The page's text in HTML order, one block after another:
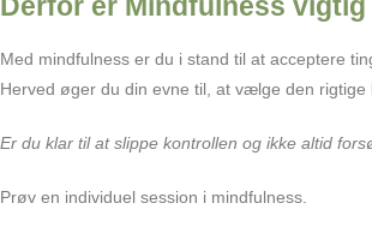
Med mindfulness er du i stand til at acceptere
Herved øger du din evne til, at vælge den rigtige
Er du klar til at slippe kontrollen og ikke altid
Prøv en individuel session i mindfulness.